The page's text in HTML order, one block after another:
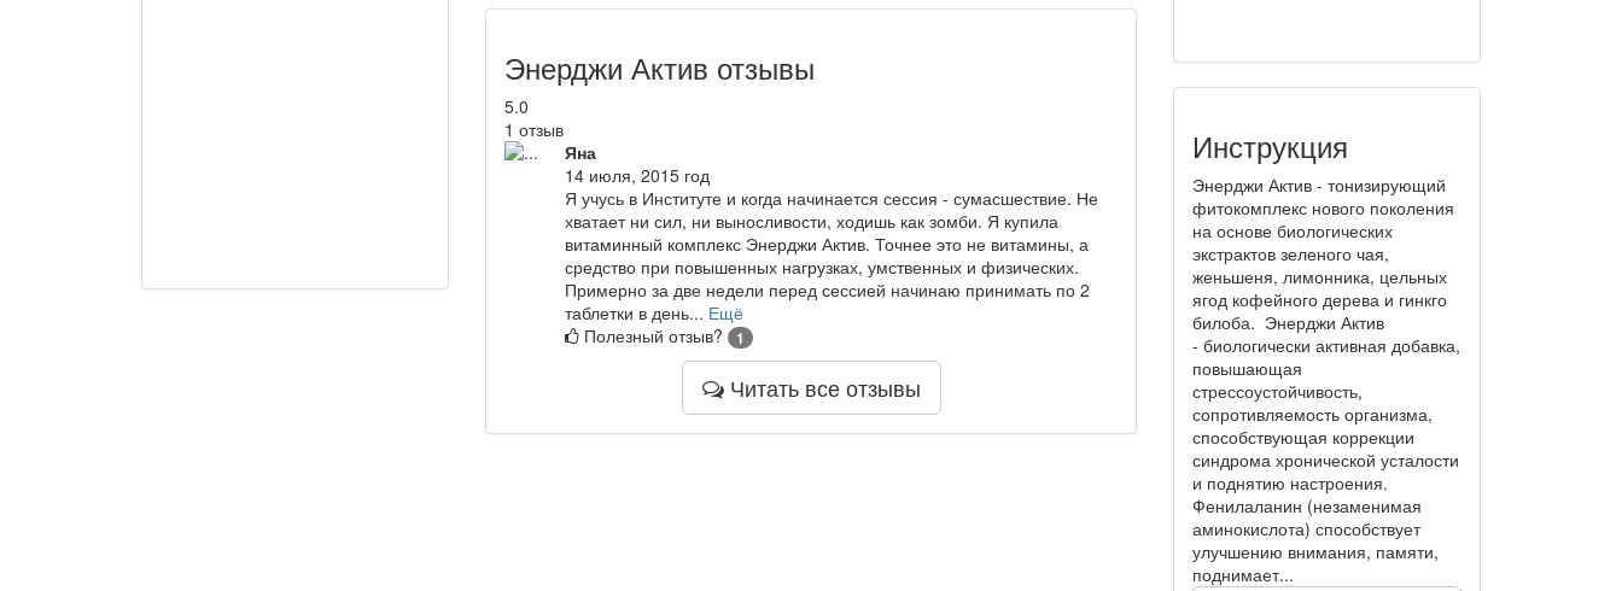
Энерджи Актив отзывы
5.0
1 отзыв
Яна
14 июля, 2015 год
Я учусь в Институте и когда начинается сессия - сумасшествие. Не
хватает ни сил, ни выносливости, ходишь как зомби. Я купила
витаминный комплекс Энерджи Актив. Точнее это не витамины, а
средство при повышенных нагрузках, умственных и физических.
Примерно за две недели перед сессией начинаю принимать по 2
таблетки в день... Ещё
Полезный отзыв?
1
Читать все отзывы
Инструкция
Энерджи Актив - тонизирующий
фитокомплекс нового поколения
на основе биологических
экстрактов зеленого чая,
женьшеня, лимонника, цельных
ягод кофейного дерева и гинкго
билоба. Энерджи Актив
- биологически активная добавка,
повышающая
стрессоустойчивость,
сопротивляемость организма,
способствующая коррекции
синдрома хронической усталости
и поднятию настроения.
Фенилаланин (незаменимая
аминокислота) способствует
улучшению внимания, памяти,
поднимает...